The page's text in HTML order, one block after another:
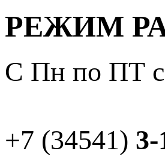
РЕЖИМ
С Пн по ПТ с
+7 (34541) 3-